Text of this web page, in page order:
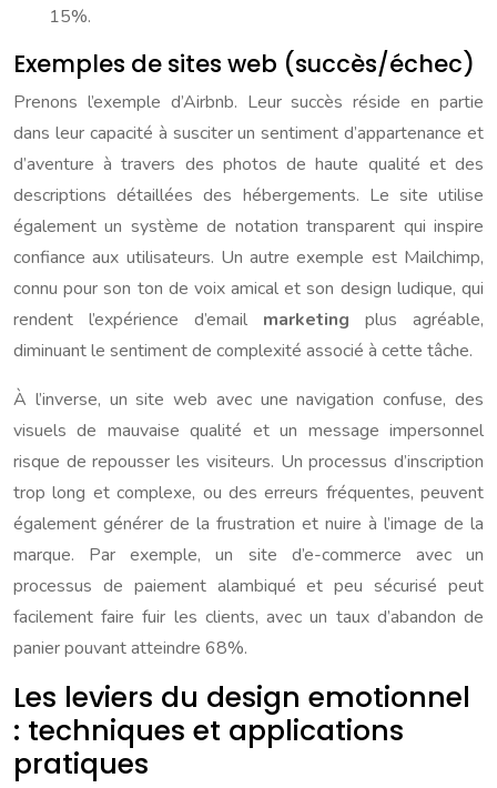
15%.
Exemples de sites web (succès/échec)
Prenons l’exemple d’Airbnb. Leur succès réside en partie
dans leur capacité à susciter un sentiment d’appartenance et
d’aventure à travers des photos de haute qualité et des
descriptions détaillées des hébergements. Le site utilise
également un système de notation transparent qui inspire
confiance aux utilisateurs. Un autre exemple est Mailchimp,
connu pour son ton de voix amical et son design ludique, qui
rendent l’expérience d’email marketing plus agréable,
diminuant le sentiment de complexité associé à cette tâche.
À l’inverse, un site web avec une navigation confuse, des
visuels de mauvaise qualité et un message impersonnel
risque de repousser les visiteurs. Un processus d’inscription
trop long et complexe, ou des erreurs fréquentes, peuvent
également générer de la frustration et nuire à l’image de la
marque. Par exemple, un site d’e-commerce avec un
processus de paiement alambiqué et peu sécurisé peut
facilement faire fuir les clients, avec un taux d’abandon de
panier pouvant atteindre 68%.
Les leviers du design emotionnel
: techniques et applications
pratiques